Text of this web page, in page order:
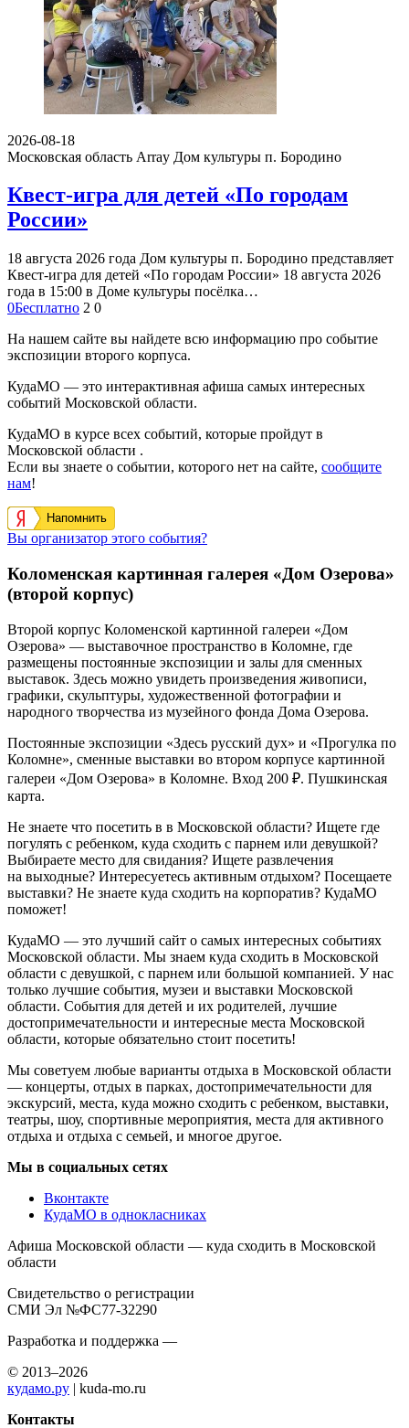
2026-08-18
Московская область Array Дом культуры п. Бородино
Квест-игра для детей «По городам
России»
18 августа 2026 года Дом культуры п. Бородино представляет
Квест-игра для детей «По городам России» 18 августа 2026
года в 15:00 в Доме культуры посёлка…
0Бесплатно 2 0
На нашем сайте вы найдете всю информацию про событие
экспозиции второго корпуса.
КудаМО — это интерактивная афиша самых интересных
событий Московской области.
КудаМО в курсе всех событий, которые пройдут в
Московской области .
Если вы знаете о событии, которого нет на сайте, сообщите
нам!
Напомнить
Вы организатор этого события?
Коломенская картинная галерея «Дом Озерова»
(второй корпус)
Второй корпус Коломенской картинной галереи «Дом
Озерова» — выставочное пространство в Коломне, где
размещены постоянные экспозиции и залы для сменных
выставок. Здесь можно увидеть произведения живописи,
графики, скульптуры, художественной фотографии и
народного творчества из музейного фонда Дома Озерова.
Постоянные экспозиции «Здесь русский дух» и «Прогулка по
Коломне», сменные выставки во втором корпусе картинной
галереи «Дом Озерова» в Коломне. Вход 200 ₽. Пушкинская
карта.
Не знаете что посетить в в Московской области? Ищете где
погулять с ребенком, куда сходить с парнем или девушкой?
Выбираете место для свидания? Ищете развлечения
на выходные? Интересуетесь активным отдыхом? Посещаете
выставки? Не знаете куда сходить на корпоратив? КудаМО
поможет!
КудаМО — это лучший сайт о самых интересных событиях
Московской области. Мы знаем куда сходить в Московской
области с девушкой, с парнем или большой компанией. У нас
только лучшие события, музеи и выставки Московской
области. События для детей и их родителей, лучшие
достопримечательности и интересные места Московской
области, которые обязательно стоит посетить!
Мы советуем любые варианты отдыха в Московской области
— концерты, отдых в парках, достопримечательности для
экскурсий, места, куда можно сходить с ребенком, выставки,
театры, шоу, спортивные мероприятия, места для активного
отдыха и отдыха с семьей, и многое другое.
Мы в социальных сетях
Вконтакте
КудаМО в однокласниках
Афиша Московской области — куда сходить в Московской
области
Свидетельство о регистрации
СМИ Эл №ФС77-32290
Разработка и поддержка —
© 2013–2026
кудамо.ру | kuda-mo.ru
Контакты